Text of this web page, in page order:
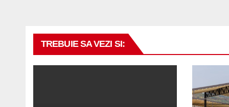
TREBUIE SA VEZI SI: